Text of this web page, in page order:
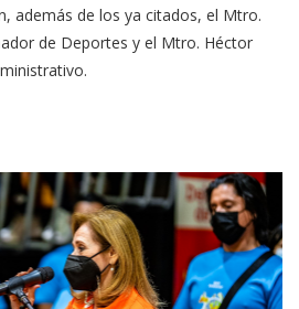
además de los ya citados, el Mtro.
de Deportes y el Mtro. Héctor